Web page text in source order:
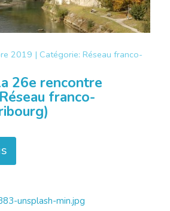
2019 | Catégorie: Réseau franco-
26e rencontre
franco-